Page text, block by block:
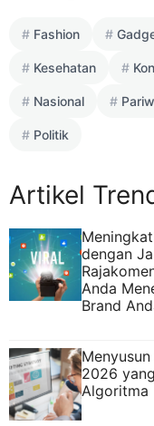
Fashion
Kesehatan
Nasional
Politik
Artikel
dengan
Anda
Brand
2026
Algoritma